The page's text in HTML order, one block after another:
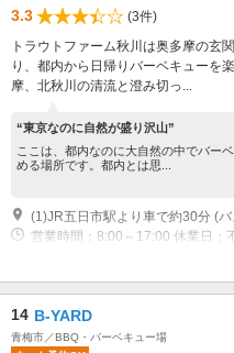
3.3
(3件)
トラウトファーム秋川は奥多摩の玄
り、都内から日帰りバーベキューを
摩、北秋川の清流と澄み切っ...
“東京なのに自然が盛り沢山”
ここは、都内なのに大自然の中でバー
める場所です。都内とは思...
営業時間：8:00～17:00 休業日：
14 B-YARD
青梅市／BBQ・バーベキュー場